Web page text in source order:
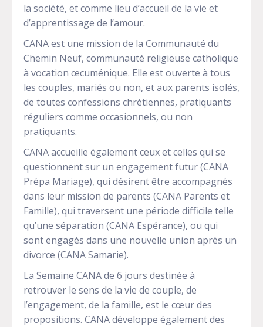
la société, et comme lieu d’accueil de la vie et
d’apprentissage de l’amour.
CANA est une mission de la Communauté du
Chemin Neuf, communauté religieuse catholique
à vocation œcuménique. Elle est ouverte à tous
les couples, mariés ou non, et aux parents isolés,
de toutes confessions chrétiennes, pratiquants
réguliers comme occasionnels, ou non
pratiquants.
CANA accueille également ceux et celles qui se
questionnent sur un engagement futur (CANA
Prépa Mariage), qui désirent être accompagnés
dans leur mission de parents (CANA Parents et
Famille), qui traversent une période difficile telle
qu’une séparation (CANA Espérance), ou qui
sont engagés dans une nouvelle union après un
divorce (CANA Samarie).
La Semaine CANA de 6 jours destinée à
retrouver le sens de la vie de couple, de
l’engagement, de la famille, est le cœur des
propositions. CANA développe également des